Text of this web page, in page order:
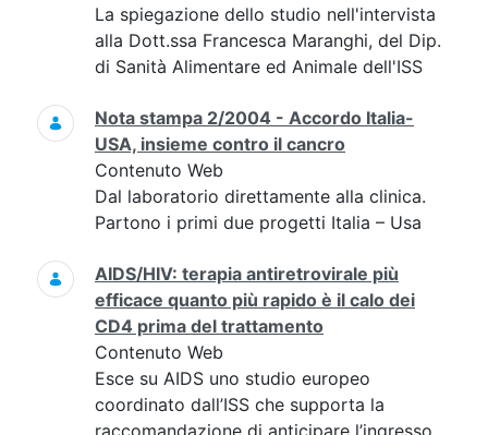
La spiegazione dello studio nell'intervista
alla Dott.ssa Francesca Maranghi, del Dip.
di Sanità Alimentare ed Animale dell'ISS
Nota stampa 2/2004 - Accordo Italia-
USA, insieme contro il cancro
Contenuto Web
Dal laboratorio direttamente alla clinica.
Partono i primi due progetti Italia – Usa
AIDS/HIV: terapia antiretrovirale più
efficace quanto più rapido è il calo dei
CD4 prima del trattamento
Contenuto Web
Esce su AIDS uno studio europeo
coordinato dall’ISS che supporta la
raccomandazione di anticipare l’ingresso